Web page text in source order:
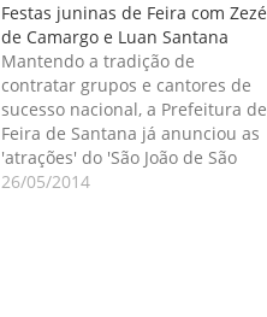
Festas juninas de Feira com Zezé
de Camargo e Luan Santana
Mantendo a tradição de
contratar grupos e cantores de
sucesso nacional, a Prefeitura de
Feira de Santana já anunciou as
'atrações' do 'São João de São
José' e do 'São Pedro de
26/05/2014